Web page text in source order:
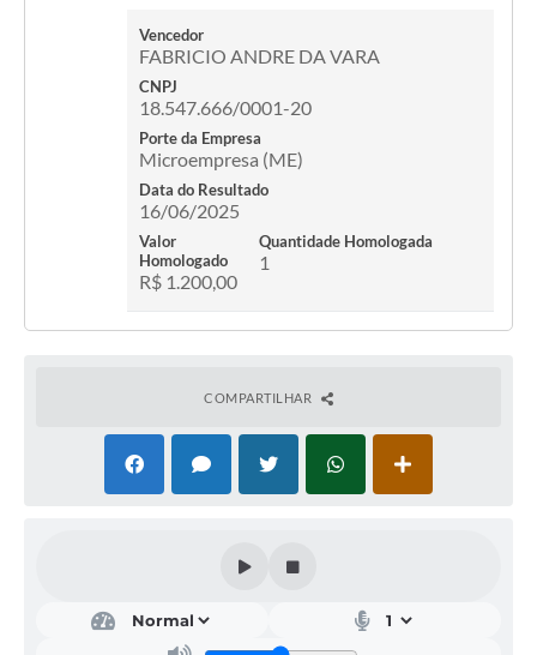
Vencedor
FABRICIO ANDRE DA VARA
CNPJ
18.547.666/0001-20
Porte da Empresa
Microempresa (ME)
Data do Resultado
16/06/2025
Valor
Homologado
R$ 1.200,00
Quantidade Homologada
1
COMPARTILHAR